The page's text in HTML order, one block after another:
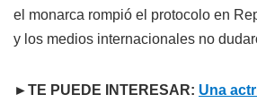
el monarca rompió el protocolo en
y los medios internacionales no
►TE PUEDE INTERESAR: Una